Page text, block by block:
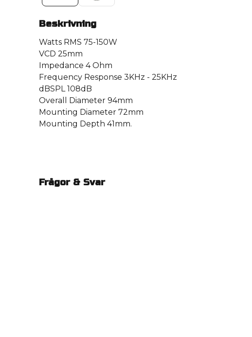
Beskrivning
Watts RMS 75-150W
VCD 25mm
Impedance 4 Ohm
Frequency Response 3KHz - 25KHz
dBSPL 108dB
Overall Diameter 94mm
Mounting Diameter 72mm
Mounting Depth 41mm.
Frågor & Svar